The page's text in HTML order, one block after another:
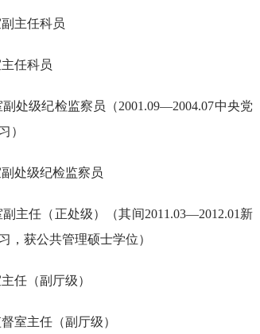
主任科员
任科员
处级纪检监察员（2001.09—2004.07中央党
）
处级纪检监察员
主任（正处级）（其间2011.03—2012.01新
，获公共管理硕士学位）
任（副厅级）
室主任（副厅级）